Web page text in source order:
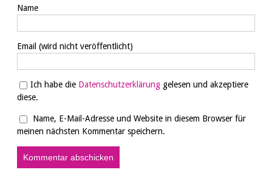
Name
Email (wird nicht veröffentlicht)
Ich habe die Datenschutzerklärung gelesen und akzeptiere
diese.
Name, E-Mail-Adresse und Website in diesem Browser für
meinen nächsten Kommentar speichern.